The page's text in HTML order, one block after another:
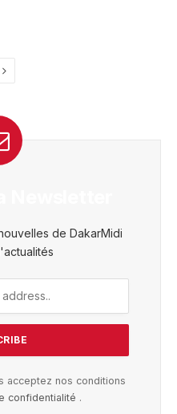
Next
de DakarMidi
acceptez nos conditions
confidentialité .